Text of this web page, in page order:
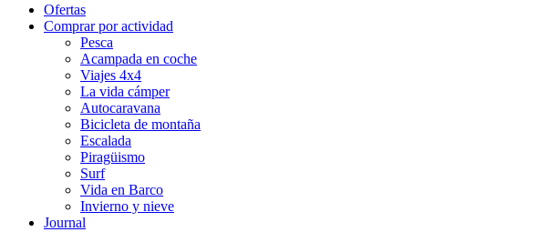
Ofertas
Comprar por actividad
Pesca
Acampada en coche
Viajes 4x4
La vida cámper
Autocaravana
Bicicleta de montaña
Escalada
Piragüismo
Surf
Vida en Barco
Invierno y nieve
Journal